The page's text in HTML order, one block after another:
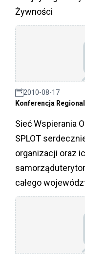
Żywności
2010-08-17
Konferencja
Sieć Wspierania
SPLOT
organizacji oraz
całego
regionalną
europejskie w